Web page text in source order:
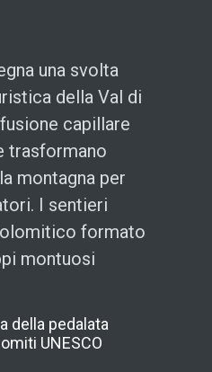
una svolta
della Val di
capillare
trasformano
montagna per
I sentieri
formato
montuosi
della pedalata
UNESCO